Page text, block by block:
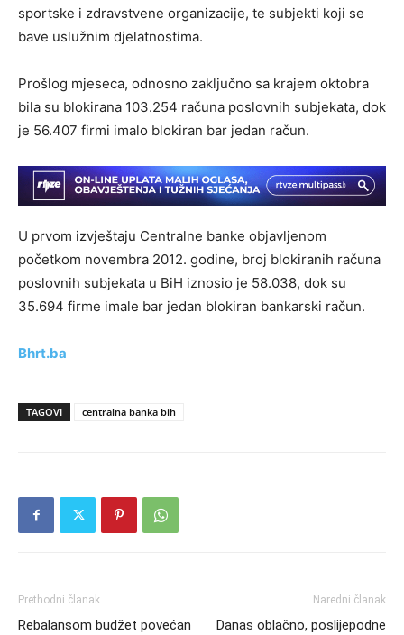
sportske i zdravstvene organizacije, te subjekti koji se
bave uslužnim djelatnostima.
Prošlog mjeseca, odnosno zaključno sa krajem oktobra
bila su blokirana 103.254 računa poslovnih subjekata, dok
je 56.407 firmi imalo blokiran bar jedan račun.
U prvom izvještaju Centralne banke objavljenom
početkom novembra 2012. godine, broj blokiranih računa
poslovnih subjekata u BiH iznosio je 58.038, dok su
35.694 firme imale bar jedan blokiran bankarski račun.
Bhrt.ba
TAGOVI centralna banka bih
Prethodni članak
Rebalansom budžet povećan
Naredni članak
Danas oblačno, poslijepodne